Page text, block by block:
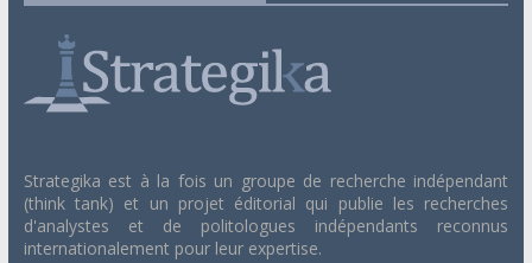
Strategika est à la fois un groupe de recherche indépendant
(think tank) et un projet éditorial qui publie les recherches
d'analystes et de politologues indépendants reconnus
internationalement pour leur expertise.